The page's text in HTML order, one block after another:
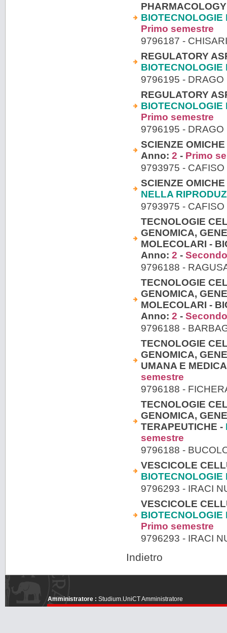
BIOTECNOLOGIE
Primo semestre
9796187 -
REGULATORY
BIOTECNOLOGIE
9796195 - DRAGO
REGULATORY
BIOTECNOLOGIE
Primo semestre
9796195 - DRAGO
SCIENZE
Anno: 2 - Primo
9793975 - CAFISO
SCIENZE
NELLA
9793975 - CAFISO
TECNOLOGIE
GENOMICA,
MOLECOLARI -
Anno: 2 -
9796188 -
TECNOLOGIE
GENOMICA,
MOLECOLARI -
Anno: 2 -
9796188 -
TECNOLOGIE
GENOMICA,
UMANA E
semestre
9796188 -
TECNOLOGIE
GENOMICA,
TERAPEUTICHE -
semestre
9796188 -
VESCICOLE
BIOTECNOLOGIE
9796293 - IRACI
VESCICOLE
BIOTECNOLOGIE
Primo semestre
9796293 - IRACI
Indietro
Amministratore : Studium.UniCT Amministratore